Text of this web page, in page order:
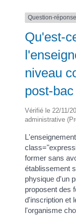
Question-réponse
Qu'est-
niveau
post-
Vérifié le 22/11/
administrative
former sans
établissement
physique d'un
proposent des
d'inscription et
l'organisme